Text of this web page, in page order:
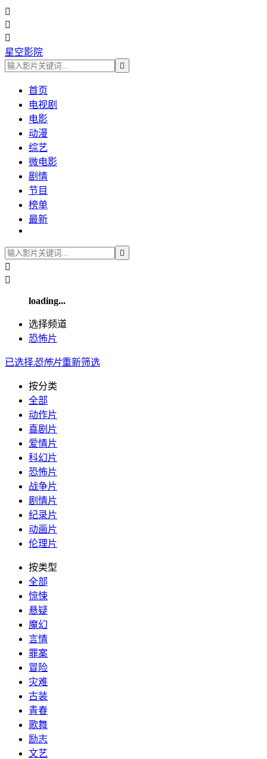



星空影院

首页
电视剧
电影
动漫
综艺
微电影
剧情
节目
榜单
最新



loading...
选择频道
恐怖片
已选择恐怖片重新筛选
按分类
全部
动作片
喜剧片
爱情片
科幻片
恐怖片
战争片
剧情片
纪录片
动画片
伦理片
按类型
全部
惊悚
悬疑
魔幻
言情
罪案
冒险
灾难
古装
青春
歌舞
励志
文艺